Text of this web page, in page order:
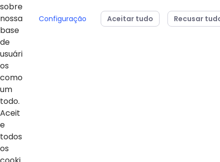
dois vice-campeonatos
mundiais no MOS
Básica do Sesi
para
sobre
nossa
base
de
usuári
os
como
um
todo.
Aceit
e
todos
os
Configuração Aceitar tudo Recusar